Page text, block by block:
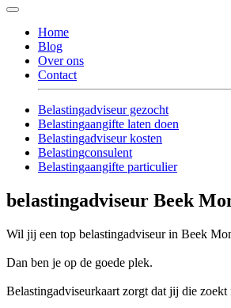
Home
Blog
Over ons
Contact
Belastingadviseur gezocht
Belastingaangifte laten doen
Belastingadviseur kosten
Belastingconsulent
Belastingaangifte particulier
belastingadviseur Beek
Wil jij een top belastingadviseur in Beek
Dan ben je op de goede plek.
Belastingadviseurkaart zorgt dat jij die zoekt